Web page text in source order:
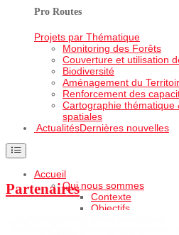
Pro Routes
Projets par Thématique
Monitoring des Forêts
Couverture et utilisation
Biodiversité
Aménagement du
Renforcement des
Cartographie thématique
spatiales
ActualitésDernières nouvelles
Accueil
Qui nous sommes
Contexte
Objectifs
Partenaires